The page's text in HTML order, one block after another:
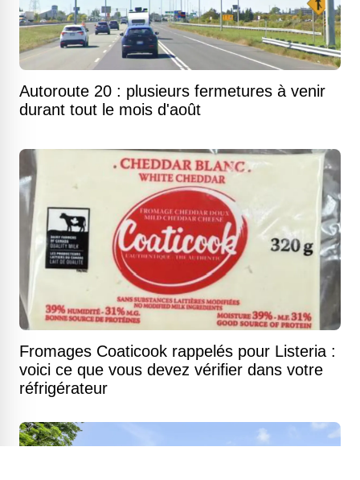
Autoroute 20 : plusieurs fermetures à venir
durant tout le mois d'août
Fromages Coaticook rappelés pour Listeria :
voici ce que vous devez vérifier dans votre
réfrigérateur